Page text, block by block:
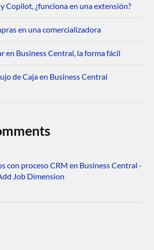
Copilot, ¿funciona en una extensión?
en una comercializadora
en Business Central, la forma fácil
de Caja en Business Central
con proceso CRM en Business Central -
Job Dimension